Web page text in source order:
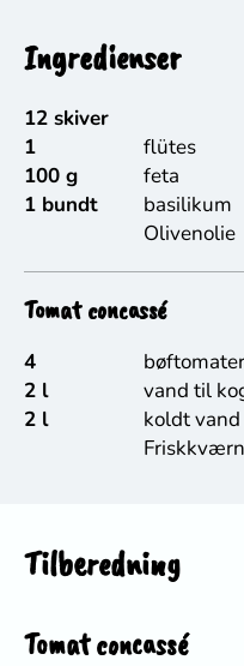
Ingredienser
12 skiver
1
flütes
100 g
feta
1 bundt
basilikum
Olivenolie
Tomat concassé
4
bøftomater
2 l
vand til
2 l
koldt
Tilberedning
Tomat concassé